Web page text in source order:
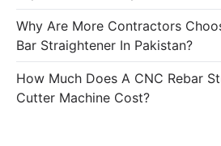
Why Are More Contractors
Bar Straightener In Pakistan?
How Much Does A CNC Rebar
Cutter Machine Cost?